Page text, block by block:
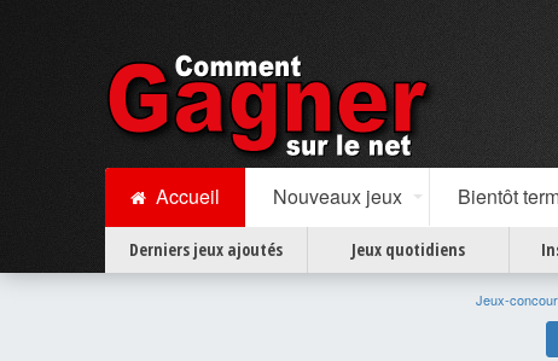
Accueil Nouveaux jeux Bientôt
Derniers jeux ajoutés Jeux quotidiens
Jeux-